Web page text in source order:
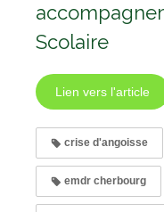
Scolaire
Lien vers l'article
crise d'angoisse
emdr cherbourg